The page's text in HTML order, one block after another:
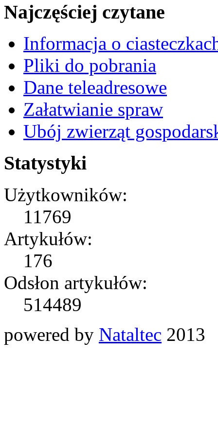
Najczęściej czytane
Informacja o
Pliki do pobrania
Dane teleadresowe
Załatwianie spraw
Ubój zwierząt
Statystyki
Użytkowników:
11769
Artykułów:
176
Odsłon artykułów:
514489
powered by Nataltec 2013